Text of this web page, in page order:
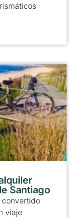
Santiago
convertido
viaje